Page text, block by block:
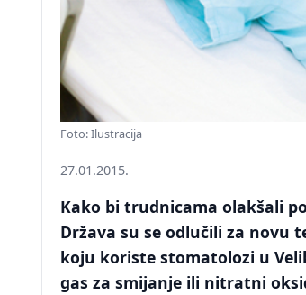
Foto: Ilustracija
27.01.2015.
Kako bi trudnicama olakšali
Država su se odlučili za novu
koju koriste stomatolozi u
gas za smijanje ili nitratni